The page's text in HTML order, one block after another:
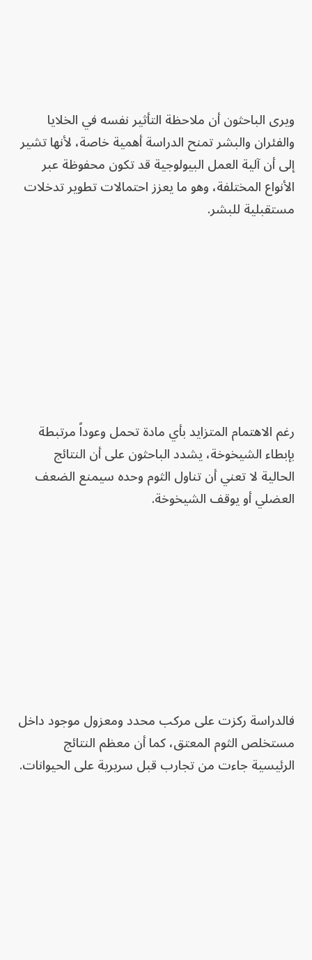
ويرى الباحثون أن ملاحظة التأثير نفسه في الخلايا
والفئران والبشر تمنح الدراسة أهمية خاصة، لأنها تشير
إلى أن آلية العمل البيولوجية قد تكون محفوظة عبر
الأنواع المختلفة، وهو ما يعزز احتمالات تطوير تدخلات
مستقبلية للبشر.
رغم الاهتمام المتزايد بأي مادة تحمل وعوداً مرتبطة
بإبطاء الشيخوخة، يشدد الباحثون على أن النتائج
الحالية لا تعني أن تناول الثوم وحده سيمنع الضعف
العضلي أو يوقف الشيخوخة.
فالدراسة ركزت على مركب محدد ومعزول موجود داخل
مستخلص الثوم المعتق، كما أن معظم النتائج
الرئيسية جاءت من تجارب قبل سريرية على الحيوانات.